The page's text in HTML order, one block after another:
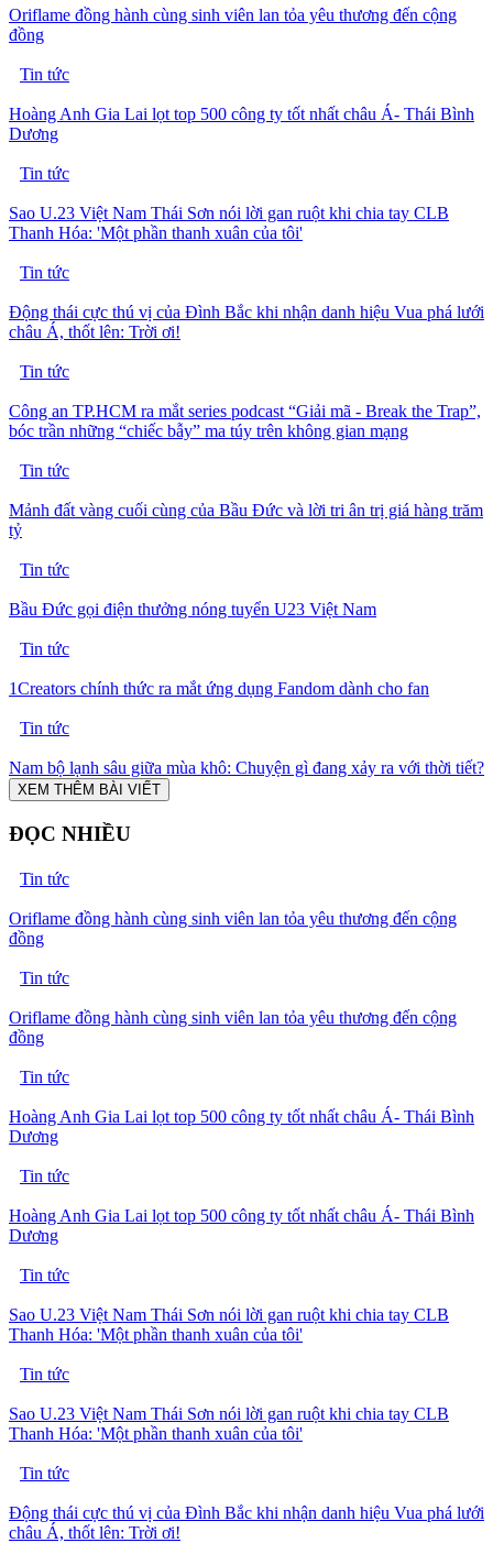
Oriflame đồng hành cùng sinh viên lan tỏa yêu thương đến cộng
đồng
Tin tức
Hoàng Anh Gia Lai lọt top 500 công ty tốt nhất châu Á- Thái Bình
Dương
Tin tức
Sao U.23 Việt Nam Thái Sơn nói lời gan ruột khi chia tay CLB
Thanh Hóa: 'Một phần thanh xuân của tôi'
Tin tức
Động thái cực thú vị của Đình Bắc khi nhận danh hiệu Vua phá lưới
châu Á, thốt lên: Trời ơi!
Tin tức
Công an TP.HCM ra mắt series podcast “Giải mã - Break the Trap”,
bóc trần những “chiếc bẫy” ma túy trên không gian mạng
Tin tức
Mảnh đất vàng cuối cùng của Bầu Đức và lời tri ân trị giá hàng trăm
tỷ
Tin tức
Bầu Đức gọi điện thưởng nóng tuyển U23 Việt Nam
Tin tức
1Creators chính thức ra mắt ứng dụng Fandom dành cho fan
Tin tức
Nam bộ lạnh sâu giữa mùa khô: Chuyện gì đang xảy ra với thời tiết?
XEM THÊM BÀI VIẾT
ĐỌC NHIỀU
Tin tức
Oriflame đồng hành cùng sinh viên lan tỏa yêu thương đến cộng
đồng
Tin tức
Oriflame đồng hành cùng sinh viên lan tỏa yêu thương đến cộng
đồng
Tin tức
Hoàng Anh Gia Lai lọt top 500 công ty tốt nhất châu Á- Thái Bình
Dương
Tin tức
Hoàng Anh Gia Lai lọt top 500 công ty tốt nhất châu Á- Thái Bình
Dương
Tin tức
Sao U.23 Việt Nam Thái Sơn nói lời gan ruột khi chia tay CLB
Thanh Hóa: 'Một phần thanh xuân của tôi'
Tin tức
Sao U.23 Việt Nam Thái Sơn nói lời gan ruột khi chia tay CLB
Thanh Hóa: 'Một phần thanh xuân của tôi'
Tin tức
Động thái cực thú vị của Đình Bắc khi nhận danh hiệu Vua phá lưới
châu Á, thốt lên: Trời ơi!